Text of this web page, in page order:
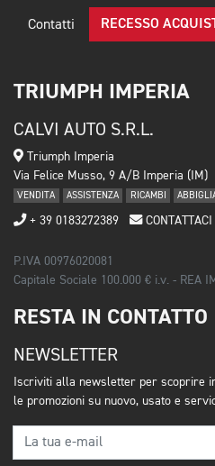
Contatti RECESSO
TRIUMPH IMPERIA
CALVI AUTO S.R.L.
Triumph Imperia
Via Felice Musso, 9 A/B Imperia (IM)
VENDITA ASSISTENZA RICAMBI
+ 39 0183272389 CONTATTACI
P.IVA 00976020081
Capitale Sociale 100.000 € i.v. - REA
RESTA IN CONTATTO
NEWSLETTER
Iscriviti alla newsletter per scoprire
le promozioni su nuovo, usato e